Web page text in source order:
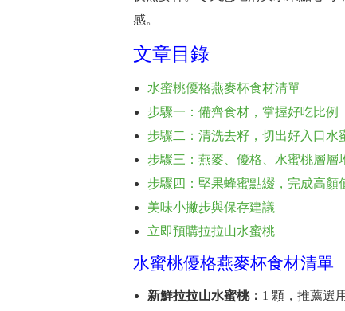
感。
文章目錄
水蜜桃優格燕麥杯食材清單
步驟一：備齊食材，掌握好吃比例
步驟二：清洗去籽，切出好入口水
步驟三：燕麥、優格、水蜜桃層層
步驟四：堅果蜂蜜點綴，完成高顏
美味小撇步與保存建議
立即預購拉拉山水蜜桃
水蜜桃優格燕麥杯食材清單
新鮮拉拉山水蜜桃： 1 顆，推薦選